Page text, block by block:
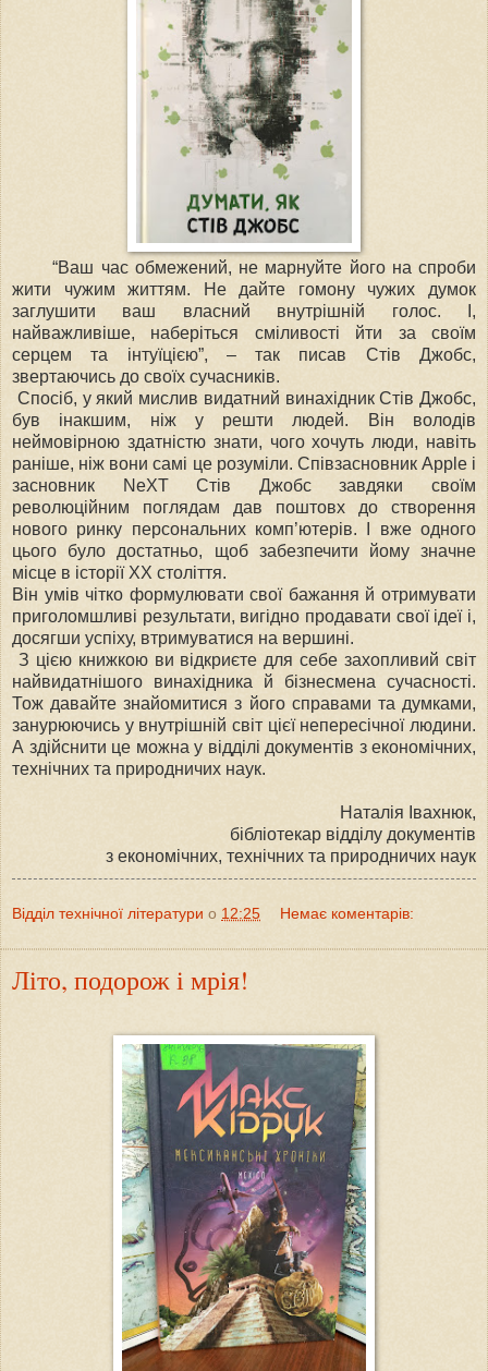
“Ваш час обмежений, не марнуйте його на спроби
жити чужим життям. Не дайте гомону чужих думок
заглушити ваш власний внутрішній голос. І,
найважливіше, наберіться сміливості йти за своїм
серцем та інтуїцією”, – так писав Стів Джобс,
звертаючись до своїх сучасників.
Спосіб, у який мислив видатний винахідник Стів Джобс,
був інакшим, ніж у решти людей. Він володів
неймовірною здатністю знати, чого хочуть люди, навіть
раніше, ніж вони самі це розуміли. Співзасновник Apple і
засновник NeXT Стів Джобс завдяки своїм
революційним поглядам дав поштовх до створення
нового ринку персональних комп’ютерів. І вже одного
цього було достатньо, щоб забезпечити йому значне
місце в історії ХХ століття.
Він умів чітко формулювати свої бажання й отримувати
приголомшливі результати, вигідно продавати свої ідеї і,
досягши успіху, втримуватися на вершині.
З цією книжкою ви відкриєте для себе захопливий світ
найвидатнішого винахідника й бізнесмена сучасності.
Тож давайте знайомитися з його справами та думками,
занурюючись у внутрішній світ цієї непересічної людини.
А здійснити це можна у відділі документів з економічних,
технічних та природничих наук.
Наталія Івахнюк,
бібліотекар відділу документів
з економічних, технічних та природничих наук
Відділ технічної літератури о 12:25 Немає коментарів:
Літо, подорож і мрія!